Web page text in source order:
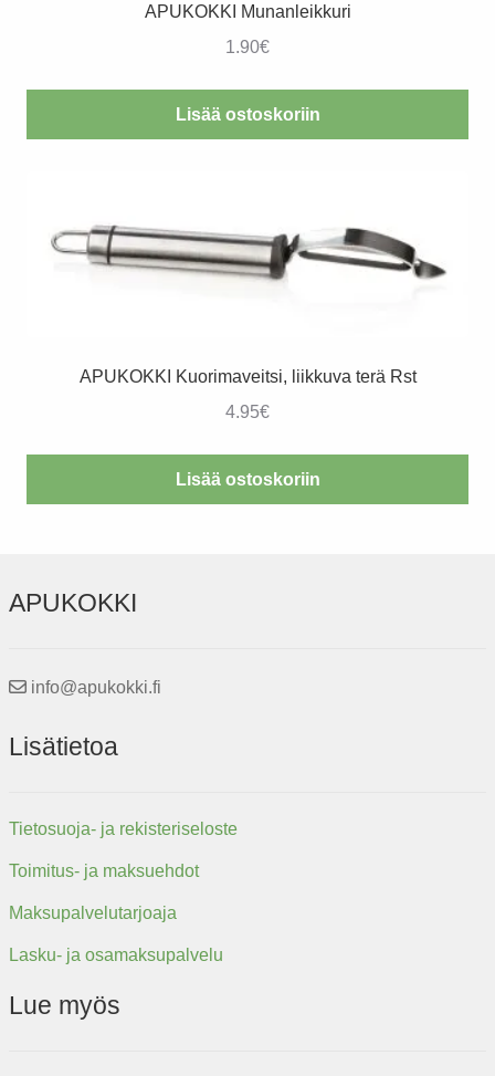
APUKOKKI Munanleikkuri
1.90€
Lisää ostoskoriin
APUKOKKI Kuorimaveitsi, liikkuva terä Rst
4.95€
Lisää ostoskoriin
APUKOKKI
info@apukokki.fi
Lisätietoa
Tietosuoja- ja rekisteriseloste
Toimitus- ja maksuehdot
Maksupalvelutarjoaja
Lasku- ja osamaksupalvelu
Lue myös